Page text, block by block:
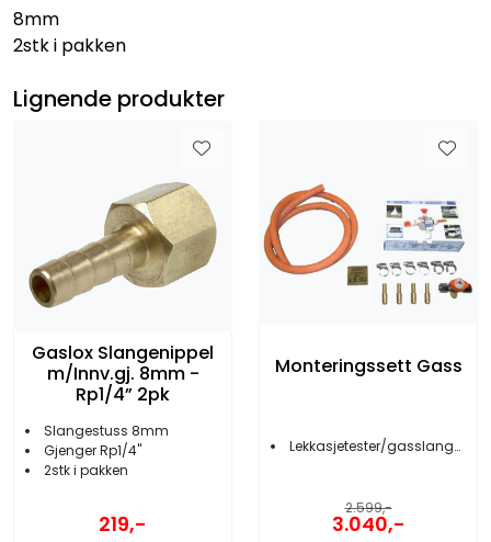
8mm
2stk i pakken
Lignende produkter
Gaslox Slangenippel
m/Innv.gj. 8mm -
Rp1/4” 2pk
Slangestuss 8mm
Gjenger Rp1/4''
2stk i pakken
219,-
Monteringssett Gass
Lekkasjetester/gasslange/stengekran
2.599,-
3.040,-